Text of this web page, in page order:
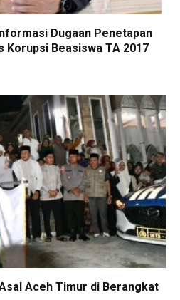
Dugaan Penetapan
Korupsi Beasiswa TA 2017
Aceh Timur di Berangkat